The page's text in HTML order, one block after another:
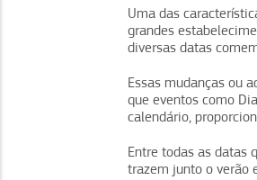
Uma das
grandes
diversas datas
Essas mudanças ou
que eventos como
calendário,
Entre todas as datas
trazem junto o verão